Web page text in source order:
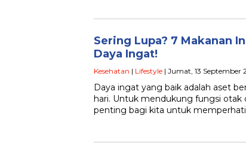
Sering Lupa? 7 Makanan
Daya Ingat!
Kesehatan | Lifestyle | Jumat, 13 September
Daya ingat yang baik adalah aset
hari. Untuk mendukung fungsi otak
penting bagi kita untuk